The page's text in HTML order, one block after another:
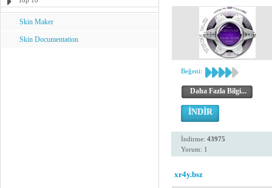
Skin Maker
Skin Documentation
Beğeni:
Daha Fazla Bilgi...
İNDİR
İndirme: 43975
Yorum: 1
xr4y.bsz